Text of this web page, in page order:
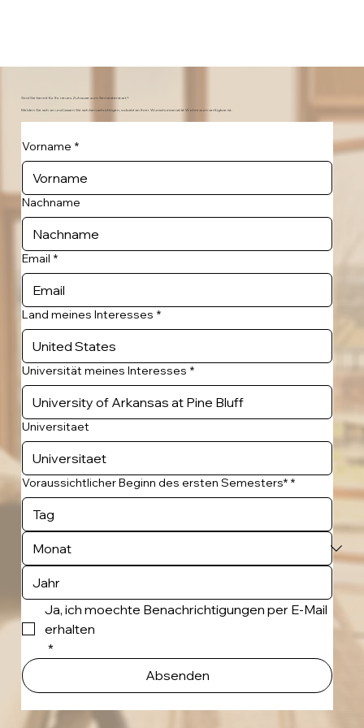
Sind Sie bereit für Ihr neues Zuhause zum Semesterstart?
Melden Sie sich an und lassen Sie sich benachrichtigen, sobald an Ihrer Wunschuniversität Wohnraum verfügbar ist.
Vorname *
Nachname
Email *
Land meines Interesses *
Universität meines Interesses *
Universitaet
Voraussichtlicher Beginn des ersten Semesters* *
Ja, ich moechte Benachrichtigungen per E-Mail
erhalten
*
Absenden